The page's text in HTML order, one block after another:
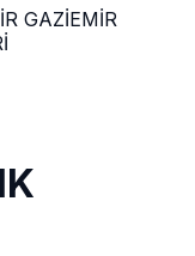
GAZİEMİR